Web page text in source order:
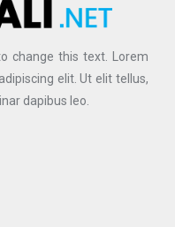
change this text. Lorem
elit. Ut elit tellus,
dapibus leo.